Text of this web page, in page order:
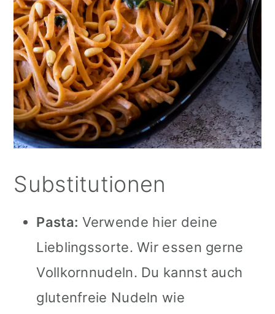
Substitutionen
Pasta: Verwende hier deine
Lieblingssorte. Wir essen gerne
Vollkornnudeln. Du kannst auch
glutenfreie Nudeln wie